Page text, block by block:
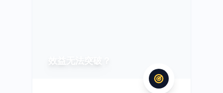
效益无法突破？